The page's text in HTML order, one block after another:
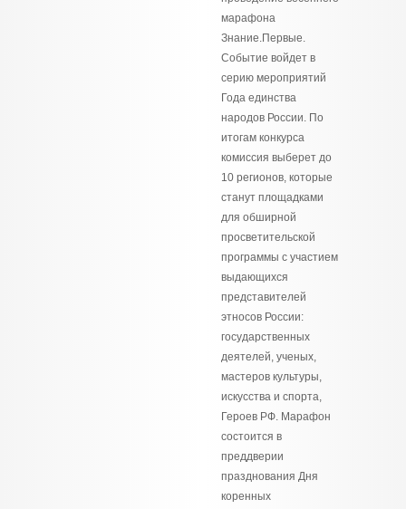
марафона
Знание.Первые.
Событие войдет в
серию мероприятий
Года единства
народов России. По
итогам конкурса
комиссия выберет до
10 регионов, которые
станут площадками
для обширной
просветительской
программы с участием
выдающихся
представителей
этносов России:
государственных
деятелей, ученых,
мастеров культуры,
искусства и спорта,
Героев РФ. Марафон
состоится в
преддверии
празднования Дня
коренных